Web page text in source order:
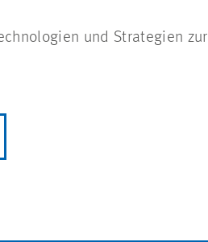
und Strategien zur